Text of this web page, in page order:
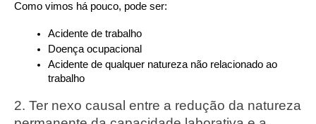
Como vimos há pouco, pode ser:
Acidente de trabalho
Doença ocupacional
Acidente de qualquer natureza não relacionado ao
trabalho
2. Ter nexo causal entre a redução da natureza